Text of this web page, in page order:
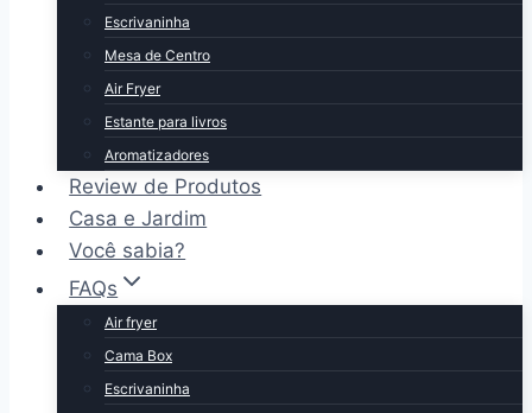
Escrivaninha
Mesa de Centro
Air Fryer
Estante para livros
Aromatizadores
Review de Produtos
Casa e Jardim
Você sabia?
FAQs
Air fryer
Cama Box
Escrivaninha